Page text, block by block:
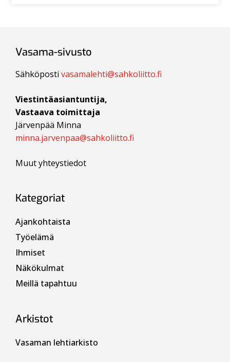
Vasama-sivusto
Sähköpostivasamalehti@sahkoliitto.fi
Viestintäasiantuntija,
Vastaava toimittaja
Järvenpää Minna
minna.jarvenpaa@sahkoliitto.fi
Muut yhteystiedot
Kategoriat
Ajankohtaista
Työelämä
Ihmiset
Näkökulmat
Meillä tapahtuu
Arkistot
Vasaman lehtiarkisto